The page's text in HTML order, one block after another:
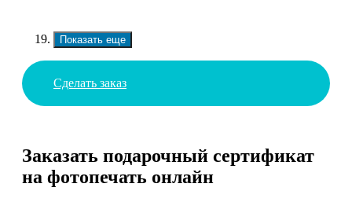
Показать еще
Сделать заказ
Заказать подарочный сертификат
на фотопечать онлайн